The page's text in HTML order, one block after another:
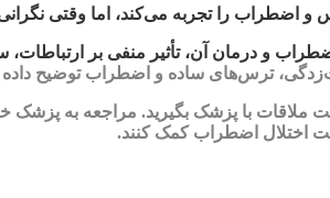
اضطراب را تجربه می‌کند، اما وقتی
و درمان آن، تأثیر منفی بر
ترس‌های ساده و اضطراب توضیح
ملاقات با پزشک بگیرید. مراجعه به پزشک
اختلال اضطراب کمک کنند.